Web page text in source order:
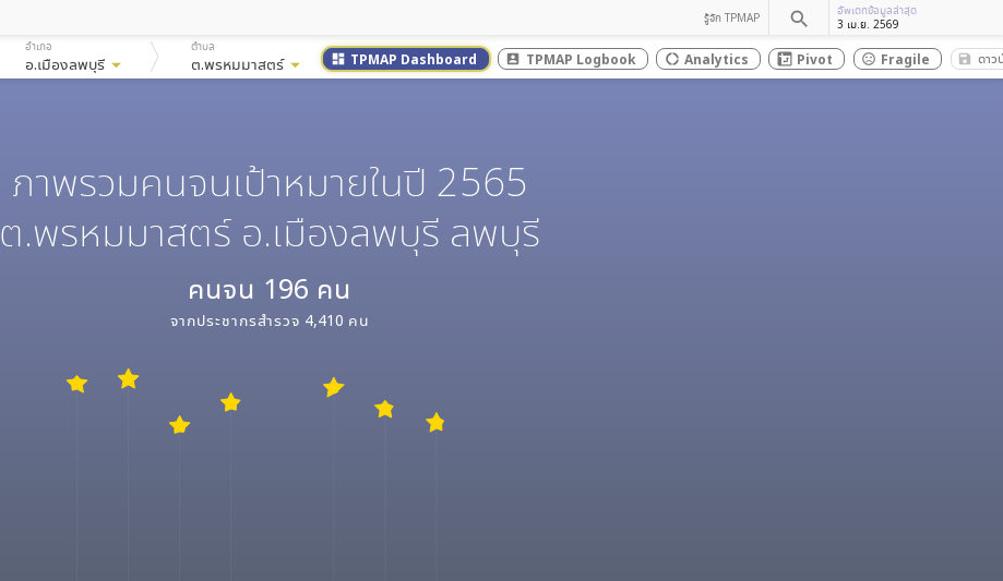
รู้จัก TPMAP search
อัพเดทข้อมูลล่าสุด
3 เม.ย. 2569
อำเภอ
อ.เมืองลพบุรี arrow_drop_down
ตำบล
ต.พรหมมาสตร์arrow_drop_down dashboard TPMAP Dashboard account_box TPMAP Logbook donut_large Analytics Pivot sentiment_dissatisfied Fragile ดาว
ภาพรวมคนจนเป้าหมายในปี 2565
ต.พรหมมาสตร์ อ.เมืองลพบุรี ลพบุรี
คนจน 196 คน
จากประชากรสำรวจ 4,410 คน